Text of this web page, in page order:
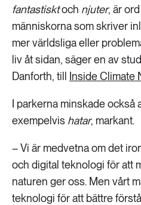
fantastisktoch njuter, är
människorna som skriver
mer världsliga eller
liv åt sidan, säger en av
Danforth, till
Inside Climate
I parkerna minskade
exempelvis hatar, markant.
– Vi är medvetna om det
och digital teknologi för att
naturen ger oss. Men vårt
teknologi för att bättre